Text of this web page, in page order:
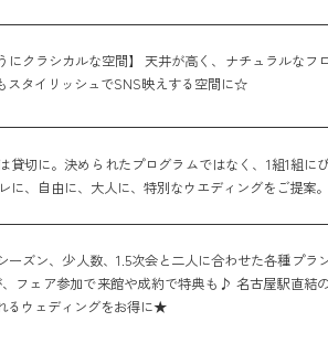
にクラシカルな空間】 天井が高く、ナチュラルなフ
スタイリッシュでSNS映えする空間に☆
貸切に。決められたプログラムではなく、1組1組に
、自由に、大人に、特別なウエディングをご提案。
ーズン、少人数、1.5次会と二人に合わせた各種プラ
フェア参加で来館や成約で特典も♪ 名古屋駅直結
るウェディングをお得に★